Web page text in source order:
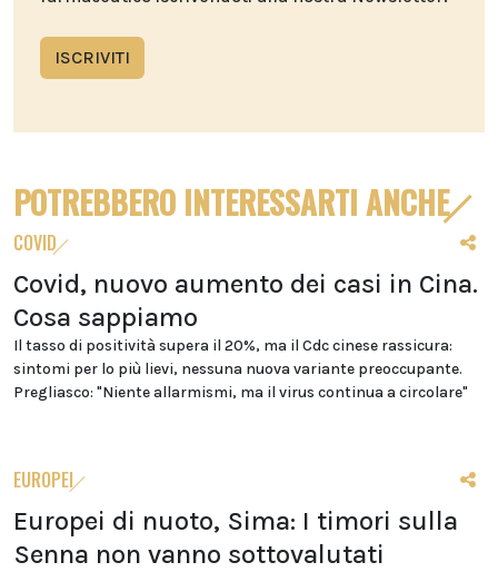
ISCRIVITI
POTREBBERO INTERESSARTI ANCHE
COVID
Covid, nuovo aumento dei casi in Cina.
Cosa sappiamo
Il tasso di positività supera il 20%, ma il Cdc cinese rassicura:
sintomi per lo più lievi, nessuna nuova variante preoccupante.
Pregliasco: "Niente allarmismi, ma il virus continua a circolare"
EUROPEI
Europei di nuoto, Sima: I timori sulla
Senna non vanno sottovalutati